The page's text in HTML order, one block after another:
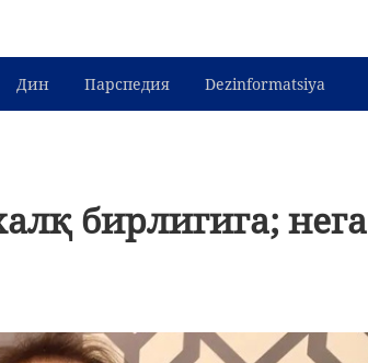
Дин Парспедия Dezinformatsiya
бирлигига; нега